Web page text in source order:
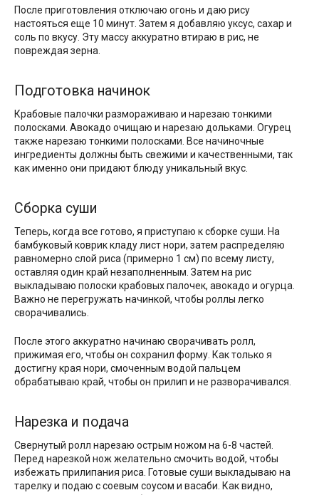
После приготовления отключаю огонь и даю рису
настояться еще 10 минут. Затем я добавляю уксус, сахар и
соль по вкусу. Эту массу аккуратно втираю в рис, не
повреждая зерна.
Подготовка начинок
Крабовые палочки размораживаю и нарезаю тонкими
полосками. Авокадо очищаю и нарезаю дольками. Огурец
также нарезаю тонкими полосками. Все начиночные
ингредиенты должны быть свежими и качественными, так
как именно они придают блюду уникальный вкус.
Сборка суши
Теперь, когда все готово, я приступаю к сборке суши. На
бамбуковый коврик кладу лист нори, затем распределяю
равномерно слой риса (примерно 1 см) по всему листу,
оставляя один край незаполненным. Затем на рис
выкладываю полоски крабовых палочек, авокадо и огурца.
Важно не перегружать начинкой, чтобы роллы легко
сворачивались.
После этого аккуратно начинаю сворачивать ролл,
прижимая его, чтобы он сохранил форму. Как только я
достигну края нори, смоченным водой пальцем
обрабатываю край, чтобы он прилип и не разворачивался.
Нарезка и подача
Свернутый ролл нарезаю острым ножом на 6-8 частей.
Перед нарезкой нож желательно смочить водой, чтобы
избежать прилипания риса. Готовые суши выкладываю на
тарелку и подаю с соевым соусом и васаби. Как видно,